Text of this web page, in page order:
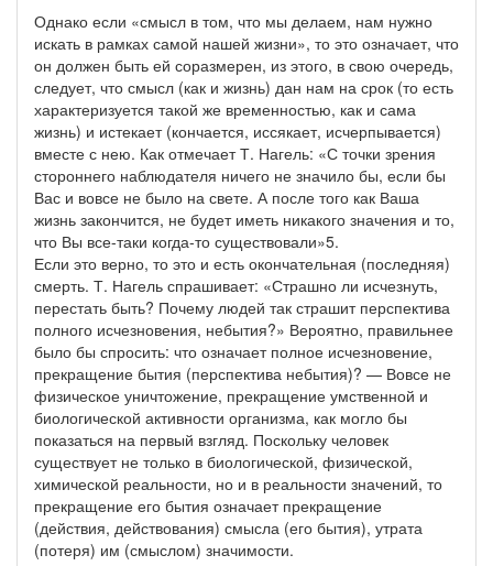
Однако если «смысл в том, что мы делаем, нам нужно
искать в рамках самой нашей жизни», то это означает, что
он должен быть ей соразмерен, из этого, в свою очередь,
следует, что смысл (как и жизнь) дан нам на срок (то есть
характеризуется такой же временностью, как и сама
жизнь) и истекает (кончается, иссякает, исчерпывается)
вместе с нею. Как отмечает Т. Нагель: «С точки зрения
стороннего наблюдателя ничего не значило бы, если бы
Вас и вовсе не было на свете. А после того как Ваша
жизнь закончится, не будет иметь никакого значения и то,
что Вы все-таки когда-то существовали»5.
Если это верно, то это и есть окончательная (последняя)
смерть. Т. Нагель спрашивает: «Страшно ли исчезнуть,
перестать быть? Почему людей так страшит перспектива
полного исчезновения, небытия?» Вероятно, правильнее
было бы спросить: что означает полное исчезновение,
прекращение бытия (перспектива небытия)? — Вовсе не
физическое уничтожение, прекращение умственной и
биологической активности организма, как могло бы
показаться на первый взгляд. Поскольку человек
существует не только в биологической, физической,
химической реальности, но и в реальности значений, то
прекращение его бытия означает прекращение
(действия, действования) смысла (его бытия), утрата
(потеря) им (смыслом) значимости.